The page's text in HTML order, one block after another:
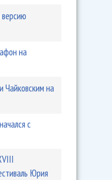
на
Чайковским на
с
Юрия